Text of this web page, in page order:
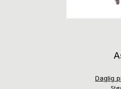
Daglig